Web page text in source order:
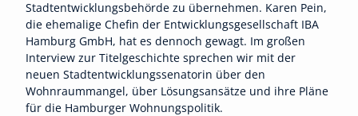
Stadtentwicklungsbehörde zu übernehmen. Karen Pein,
die ehemalige Chefin der Entwicklungsgesellschaft IBA
Hamburg GmbH, hat es dennoch gewagt. Im großen
Interview zur Titelgeschichte sprechen wir mit der
neuen Stadtentwicklungssenatorin über den
Wohnraummangel, über Lösungsansätze und ihre Pläne
für die Hamburger Wohnungspolitik.